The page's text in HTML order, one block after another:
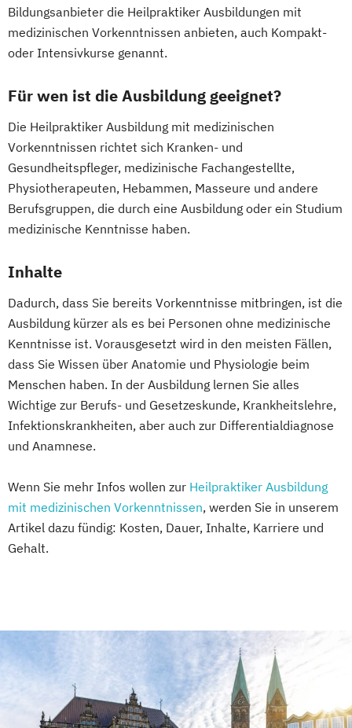
Bildungsanbieter die Heilpraktiker Ausbildungen mit
medizinischen Vorkenntnissen anbieten, auch Kompakt-
oder Intensivkurse genannt.
Für wen ist die Ausbildung geeignet?
Die Heilpraktiker Ausbildung mit medizinischen
Vorkenntnissen richtet sich Kranken- und
Gesundheitspfleger, medizinische Fachangestellte,
Physiotherapeuten, Hebammen, Masseure und andere
Berufsgruppen, die durch eine Ausbildung oder ein Studium
medizinische Kenntnisse haben.
Inhalte
Dadurch, dass Sie bereits Vorkenntnisse mitbringen, ist die
Ausbildung kürzer als es bei Personen ohne medizinische
Kenntnisse ist. Vorausgesetzt wird in den meisten Fällen,
dass Sie Wissen über Anatomie und Physiologie beim
Menschen haben. In der Ausbildung lernen Sie alles
Wichtige zur Berufs- und Gesetzeskunde, Krankheitslehre,
Infektionskrankheiten, aber auch zur Differentialdiagnose
und Anamnese.
Wenn Sie mehr Infos wollen zur Heilpraktiker Ausbildung
mit medizinischen Vorkenntnissen, werden Sie in unserem
Artikel dazu fündig: Kosten, Dauer, Inhalte, Karriere und
Gehalt.